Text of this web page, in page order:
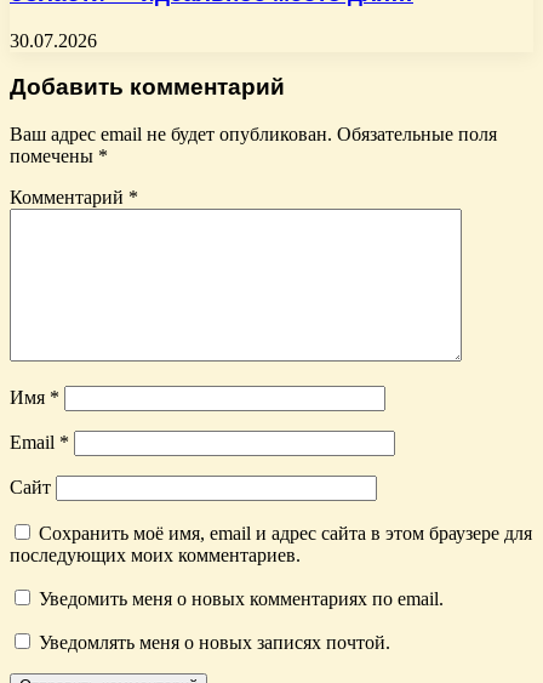
30.07.2026
Добавить комментарий
Ваш адрес email не будет опубликован. Обязательные поля
помечены *
Комментарий *
Имя *
Email *
Сайт
Сохранить моё имя, email и адрес сайта в этом браузере для
последующих моих комментариев.
Уведомить меня о новых комментариях по email.
Уведомлять меня о новых записях почтой.